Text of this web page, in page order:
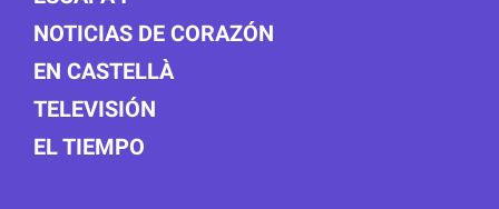
NOTICIAS DE CORAZÓN
EN CASTELLÀ
TELEVISIÓN
EL TIEMPO